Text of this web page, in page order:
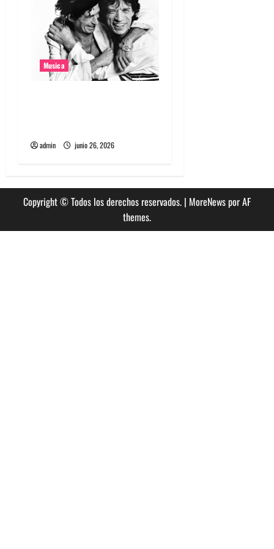
Musica
admin junio 26, 2026
Copyright © Todos los derechos reservados. | MoreNewspor AF
themes.